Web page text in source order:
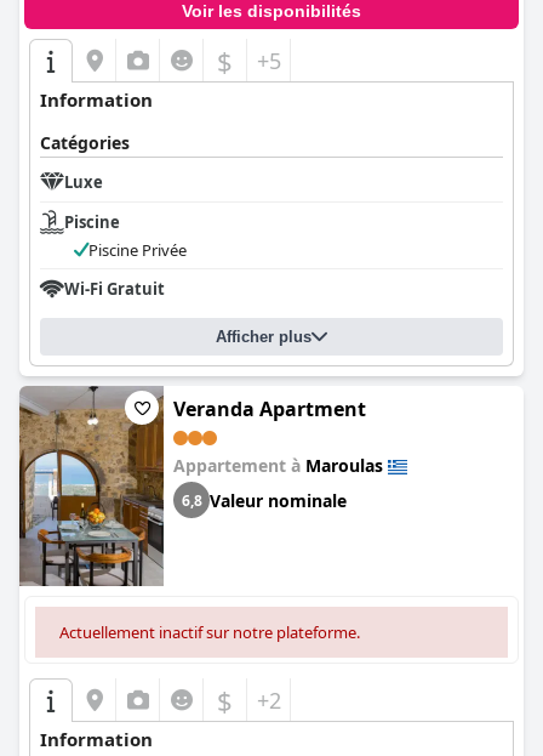
Voir les disponibilités
$ +5
Information
Catégories
Luxe
Piscine
Piscine Privée
Wi-Fi Gratuit
Afficher plus
Veranda Apartment
Appartement à Maroulas
6,8 Valeur nominale
Actuellement inactif sur notre plateforme.
$ +2
Information